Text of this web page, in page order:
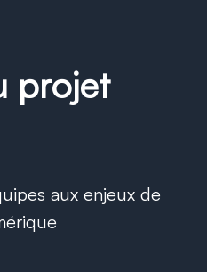
projet
aux enjeux de